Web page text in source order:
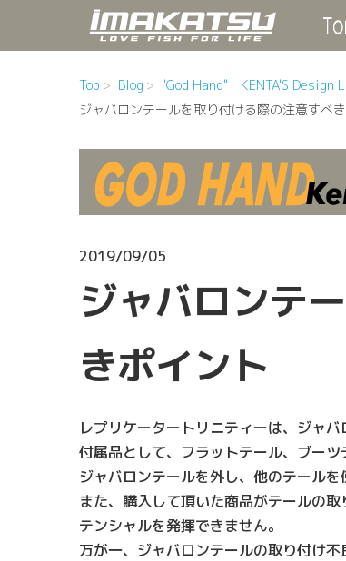
Top Blog
"God Hand" KENTA'S Design
ジャバロンテールを取り付ける際の注意すべ
2019/09/05
ジャバロンテ
きポイント
レプリケータートリニティーは、ジャ
付属品として、フラットテール、ブーツ
ジャバロンテールを外し、他のテール
また、購入して頂いた商品がテールの
テンシャルを発揮できません。
万が一、ジャバロンテールの取り付け